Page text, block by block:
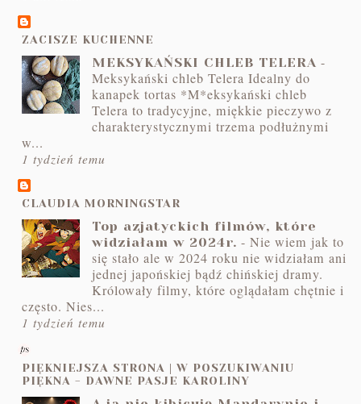
ZACISZE KUCHENNE
MEKSYKAŃSKI CHLEB TELERA -
Meksykański chleb Telera Idealny do
kanapek tortas *M*eksykański chleb
Telera to tradycyjne, miękkie pieczywo z
charakterystycznymi trzema podłużnymi
w...
1 tydzień temu
CLAUDIA MORNINGSTAR
Top azjatyckich filmów, które
widziałam w 2024r. -Nie wiem jak to
się stało ale w 2024 roku nie widziałam ani
jednej japońskiej bądź chińskiej dramy.
Królowały filmy, które oglądałam chętnie i
często. Nies...
1 tydzień temu
PIĘKNIEJSZA STRONA | W POSZUKIWANIU
PIĘKNA - DAWNE PASJE KAROLINY